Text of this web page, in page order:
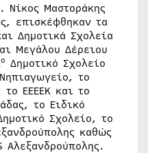
Νίκος Μαστοράκης
επισκέφθηκαν τα
Δημοτικά Σχολεία
Μεγάλου Δέρειου
o Δημοτικό Σχολείο
το
το ΕΕΕΕΚ και το
το Ειδικό
Σχολείο, το
καθώς
Αλεξανδρούπολης.